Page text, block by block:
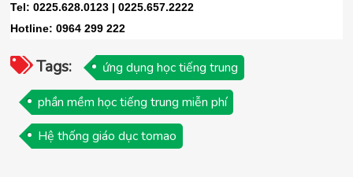
Tel: 0225.628.0123 | 0225.657.2222
Hotline: 0964 299 222
Tags:
ứng dụng học tiếng trung
phần mềm học tiếng trung miễn phí
Hệ thống giáo dục tomao